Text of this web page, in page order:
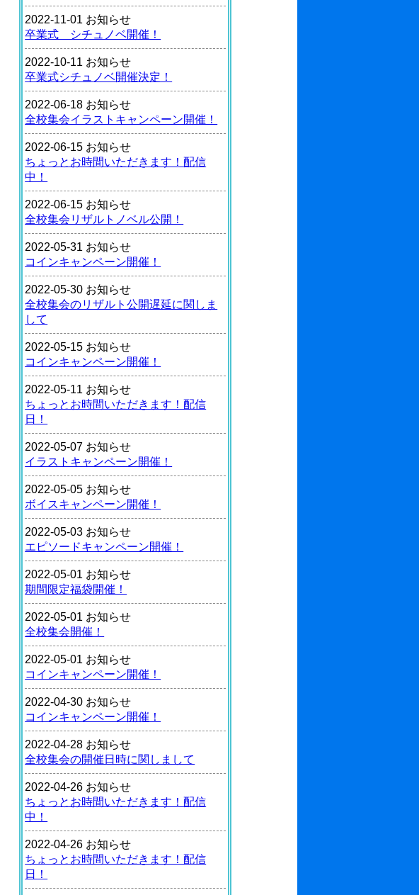
2022-11-01 お知らせ
卒業式 シチュノベ開催！
2022-10-11 お知らせ
卒業式シチュノベ開催決定！
2022-06-18 お知らせ
全校集会イラストキャンペーン開催！
2022-06-15 お知らせ
ちょっとお時間いただきます！配信
中！
2022-06-15 お知らせ
全校集会リザルトノベル公開！
2022-05-31 お知らせ
コインキャンペーン開催！
2022-05-30 お知らせ
全校集会のリザルト公開遅延に関しま
して
2022-05-15 お知らせ
コインキャンペーン開催！
2022-05-11 お知らせ
ちょっとお時間いただきます！配信
日！
2022-05-07 お知らせ
イラストキャンペーン開催！
2022-05-05 お知らせ
ボイスキャンペーン開催！
2022-05-03 お知らせ
エピソードキャンペーン開催！
2022-05-01 お知らせ
期間限定福袋開催！
2022-05-01 お知らせ
全校集会開催！
2022-05-01 お知らせ
コインキャンペーン開催！
2022-04-30 お知らせ
コインキャンペーン開催！
2022-04-28 お知らせ
全校集会の開催日時に関しまして
2022-04-26 お知らせ
ちょっとお時間いただきます！配信
中！
2022-04-26 お知らせ
ちょっとお時間いただきます！配信
日！